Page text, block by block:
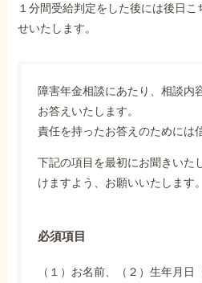
１分間受給判定をした後には後日
せいたします。
障害年金相談にあたり、相談内
お答えいたします。
責任を持ったお答えのためには
下記の項目を最初にお聞きいた
けますよう、お願いいたします。
必須項目
（１）お名前、（２）生年月